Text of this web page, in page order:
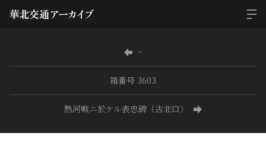
−
箱番号 3603
熱河戦ニ於ケル表忠碑（古北口）